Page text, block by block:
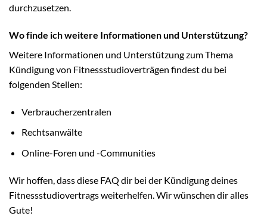
durchzusetzen.
Wo finde ich weitere Informationen und Unterstützung?
Weitere Informationen und Unterstützung zum Thema
Kündigung von Fitnessstudioverträgen findest du bei
folgenden Stellen:
Verbraucherzentralen
Rechtsanwälte
Online-Foren und -Communities
Wir hoffen, dass diese FAQ dir bei der Kündigung deines
Fitnessstudiovertrags weiterhelfen. Wir wünschen dir alles
Gute!